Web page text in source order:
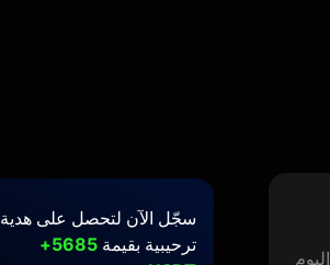
اليوم
سجّل الآن لتحصل على هدية
ترحيبية بقيمة
5685+